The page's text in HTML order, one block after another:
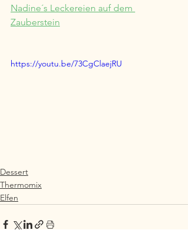
Nadine´s Leckereien auf dem
Zauberstein
https://youtu.be/73CgClaejRU
Dessert
Thermomix
Elfen